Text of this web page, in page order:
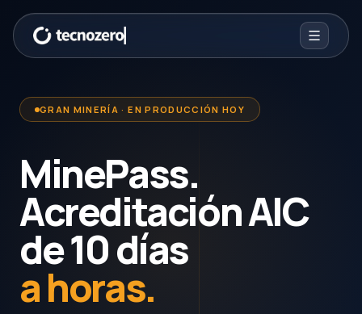
GRAN MINERÍA · EN PRODUCCIÓN HOY
MinePass.
Acreditación AIC
de 10 días
a horas.